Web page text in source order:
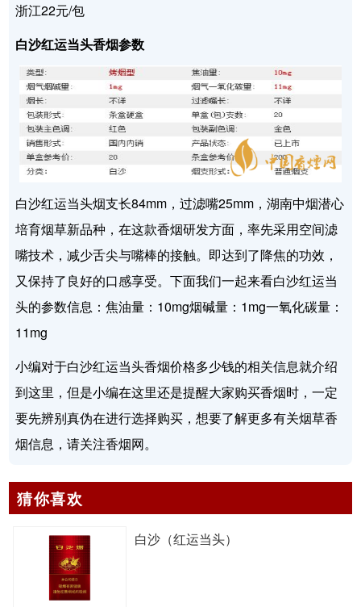
浙江22元/包
白沙红运当头香烟参数
白沙红运当头烟支长84mm，过滤嘴25mm，湖南中烟潜心
培育烟草新品种，在这款香烟研发方面，率先采用空间滤
嘴技术，减少舌尖与嘴棒的接触。即达到了降焦的功效，
又保持了良好的口感享受。下面我们一起来看白沙红运当
头的参数信息：焦油量：10mg烟碱量：1mg一氧化碳量：
11mg
小编对于白沙红运当头香烟价格多少钱的相关信息就介绍
到这里，但是小编在这里还是提醒大家购买香烟时，一定
要先辨别真伪在进行选择购买，想要了解更多有关烟草香
烟信息，请关注香烟网。
猜你喜欢
白沙（红运当头）